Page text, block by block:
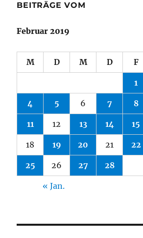
BEITRÄGE VOM
Februar 2019
M D M D F
1
4 5 6 7 8
11 12 13 14 15
18 19 20 21 22
25 26 27 28
« Jan.